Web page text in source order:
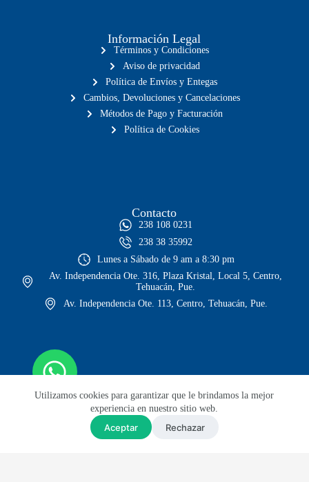
Utilizamos cookies para garantizar que le brindamos la mejor
experiencia en nuestro sitio web.
Aceptar Rechazar
Información Legal
Términos y Condiciones
Aviso de privacidad
Política de Envíos y Entegas
Cambios, Devoluciones y Cancelaciones
Métodos de Pago y Facturación
Política de Cookies
Contacto
238 108 0231
238 38 35992
Lunes a Sábado de 9 am a 8:30 pm
Av. Independencia Ote. 316, Plaza Kristal, Local 5, Centro,
Tehuacán, Pue.
Av. Independencia Ote. 113, Centro, Tehuacán, Pue.
© Todos los derechos reservados